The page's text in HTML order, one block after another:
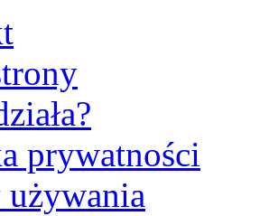
prywatności
używania